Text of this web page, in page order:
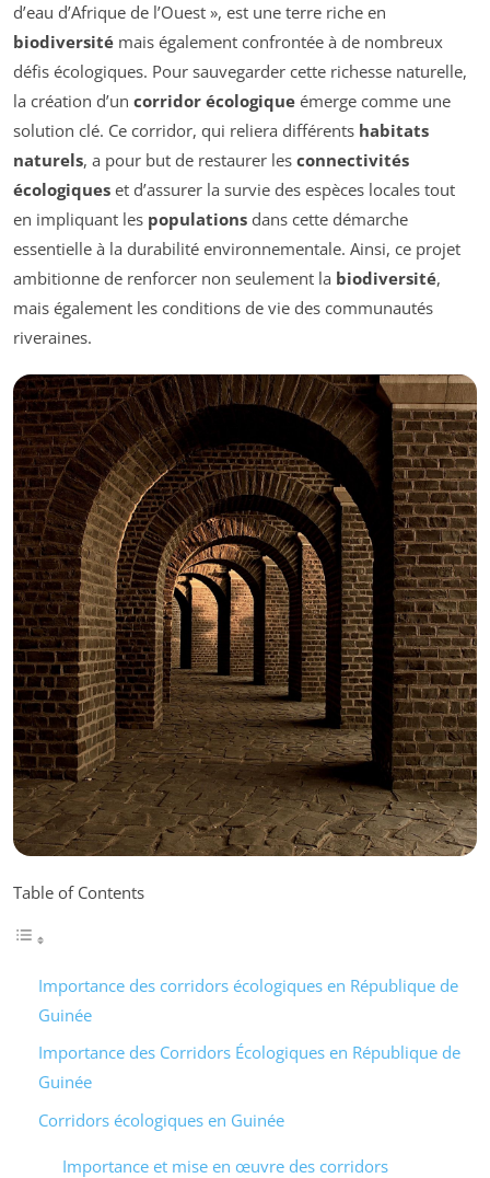
d’eau d’Afrique de l’Ouest », est une terre riche en
biodiversité mais également confrontée à de nombreux
défis écologiques. Pour sauvegarder cette richesse naturelle,
la création d’un corridor écologique émerge comme une
solution clé. Ce corridor, qui reliera différents habitats
naturels, a pour but de restaurer les connectivités
écologiques et d’assurer la survie des espèces locales tout
en impliquant les populations dans cette démarche
essentielle à la durabilité environnementale. Ainsi, ce projet
ambitionne de renforcer non seulement la biodiversité,
mais également les conditions de vie des communautés
riveraines.
Table of Contents
Importance des corridors écologiques en République de
Guinée
Importance des Corridors Écologiques en République de
Guinée
Corridors écologiques en Guinée
Importance et mise en œuvre des corridors